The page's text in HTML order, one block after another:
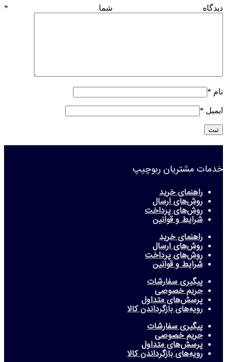
دیدگاه شما *
نام *
ایمیل *
خدمات مشتریان ربوچیپ
راهنمای خرید
روش‌های ارسال
روش‌های پرداخت
شرایط و قوانین
راهنمای خرید
روش‌های ارسال
روش‌های پرداخت
شرایط و قوانین
پیگیری سفارشات
حریم خصوصی
پرسش‌های متداول
رویه‌های بازگرداندن کالا
پیگیری سفارشات
حریم خصوصی
پرسش‌های متداول
رویه‌های بازگرداندن کالا